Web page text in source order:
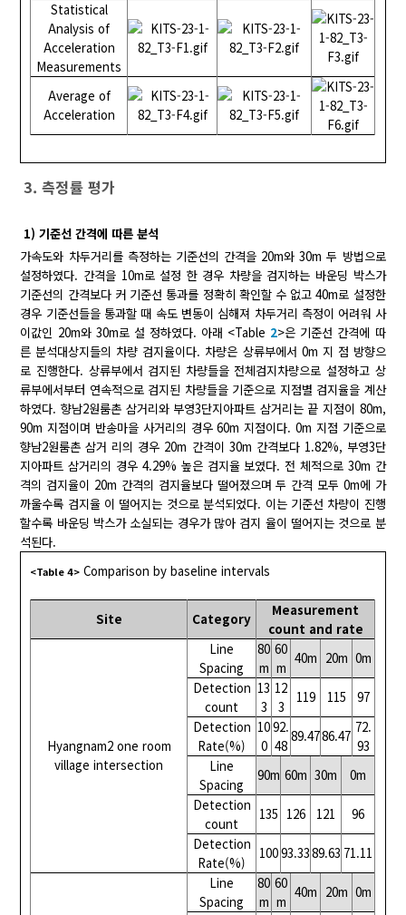
Statistical
Analysis of
Acceleration
Measurements
Average of
Acceleration
3. 측정률 평가
1) 기준선 간격에 따른 분석
가속도와 차두거리를 측정하는 기준선의 간격을 20m와 30m 두 방법으로
설정하였다. 간격을 10m로 설정 한 경우 차량을 검지하는 바운딩 박스가
기준선의 간격보다 커 기준선 통과를 정확히 확인할 수 없고 40m로 설정한
경우 기준선들을 통과할 때 속도 변동이 심해져 차두거리 측정이 어려워 사
이값인 20m와 30m로 설 정하였다. 아래 <Table 2>은 기준선 간격에 따
른 분석대상지들의 차량 검지율이다. 차량은 상류부에서 0m 지 점 방향으
로 진행한다. 상류부에서 검지된 차량들을 전체검지차량으로 설정하고 상
류부에서부터 연속적으로 검지된 차량들을 기준으로 지점별 검지율을 계산
하였다. 향남2원룸촌 삼거리와 부영3단지아파트 삼거리는 끝 지점이 80m,
90m 지점이며 반송마을 사거리의 경우 60m 지점이다. 0m 지점 기준으로
향남2원룸촌 삼거 리의 경우 20m 간격이 30m 간격보다 1.82%, 부영3단
지아파트 삼거리의 경우 4.29% 높은 검지율 보였다. 전 체적으로 30m 간
격의 검지율이 20m 간격의 검지율보다 떨어졌으며 두 간격 모두 0m에 가
까울수록 검지율 이 떨어지는 것으로 분석되었다. 이는 기준선 차량이 진행
할수록 바운딩 박스가 소실되는 경우가 많아 검지 율이 떨어지는 것으로 분
석된다.
<Table 4> Comparison by baseline intervals
Site Category
Measurement
count and rate
Hyangnam2 one room
village intersection
Line
Spacing
80
m
60
m
40m 20m 0m
Detection
count
13
3
12
3
119 115
97
Detection
Rate(%)
10
0
92.
48
89.4786.47
72.
93
Line
Spacing
90m 60m 30m
0m
Detection
count
135 126 121
96
Detection
Rate(%)
10093.3389.63 71.11
Line
Spacing
80
m
60
m
40m 20m 0m